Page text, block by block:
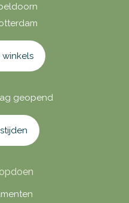
winkels
geopend